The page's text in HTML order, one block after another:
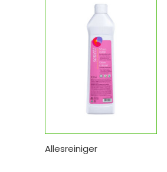
Allesreiniger